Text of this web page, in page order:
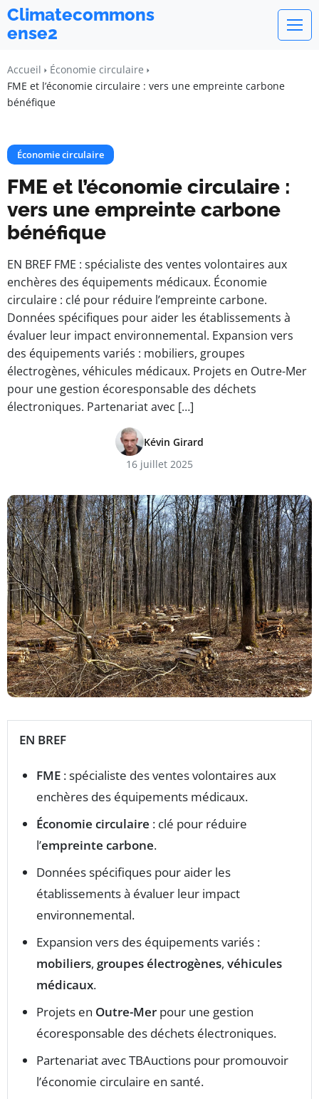
Climatecommons
ense2
Accueil
Économie circulaire
FME et l’économie circulaire : vers une empreinte carbone
bénéfique
Économie circulaire
FME et l’économie circulaire :
vers une empreinte carbone
bénéfique
EN BREF FME : spécialiste des ventes volontaires aux
enchères des équipements médicaux. Économie
circulaire : clé pour réduire l’empreinte carbone.
Données spécifiques pour aider les établissements à
évaluer leur impact environnemental. Expansion vers
des équipements variés : mobiliers, groupes
électrogènes, véhicules médicaux. Projets en Outre-Mer
pour une gestion écoresponsable des déchets
électroniques. Partenariat avec […]
Kévin Girard
16 juillet 2025
EN BREF
FME : spécialiste des ventes volontaires aux
enchères des équipements médicaux.
Économie circulaire : clé pour réduire
l’empreinte carbone.
Données spécifiques pour aider les
établissements à évaluer leur impact
environnemental.
Expansion vers des équipements variés :
mobiliers, groupes électrogènes, véhicules
médicaux.
Projets en Outre-Mer pour une gestion
écoresponsable des déchets électroniques.
Partenariat avec TBAuctions pour promouvoir
l’économie circulaire en santé.